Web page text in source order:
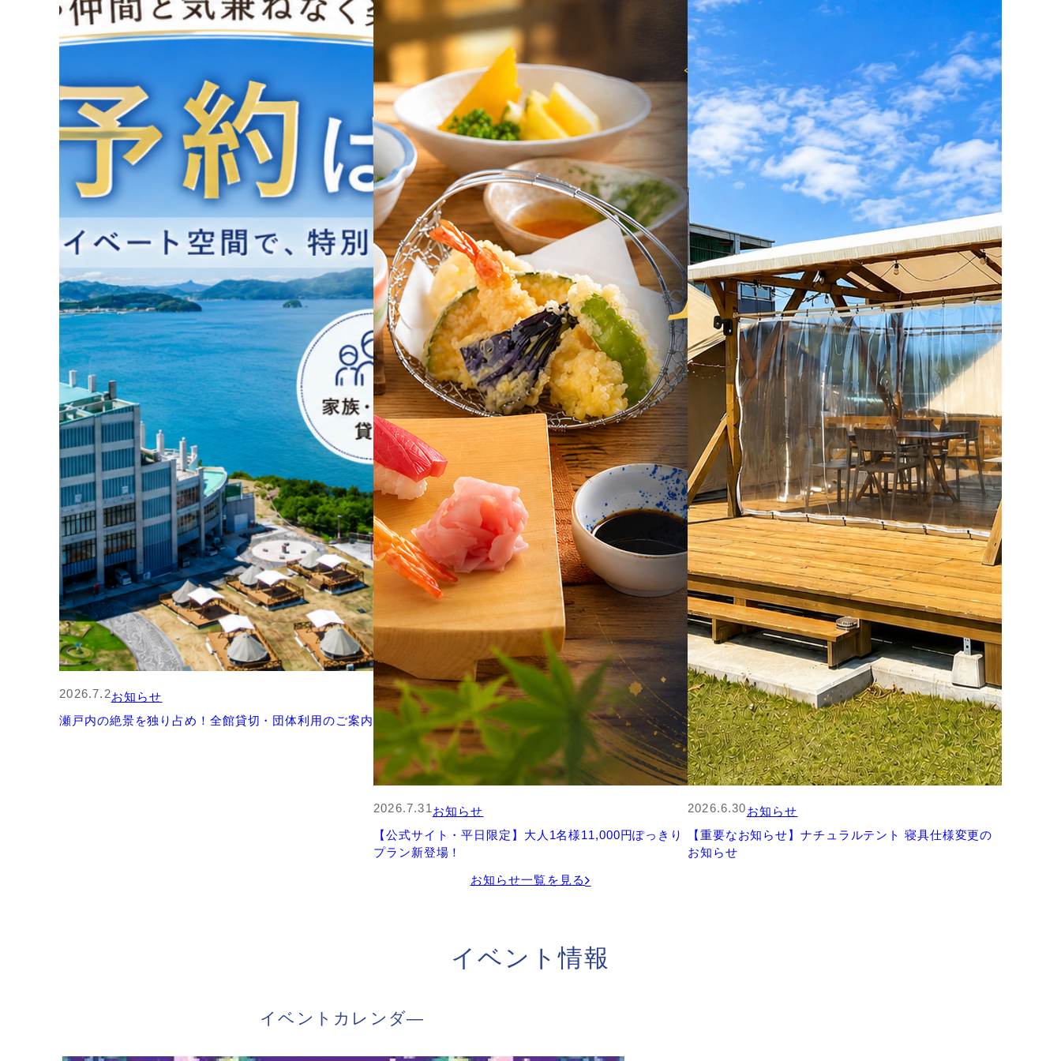
2026.7.2お知らせ
瀬戸内の絶景を独り占め！全館貸切・団体利用のご案内
2026.7.31お知らせ
【公式サイト・平日限定】大人1名様11,000円ぽっきり
プラン新登場！
2026.6.30お知らせ
【重要なお知らせ】ナチュラルテント 寝具仕様変更の
お知らせ
お知らせ一覧を見る
イベント情報
イベントカレンダ―